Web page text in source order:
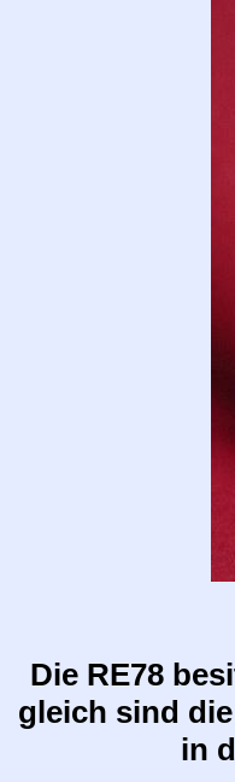
Die RE78
gleich sind
in